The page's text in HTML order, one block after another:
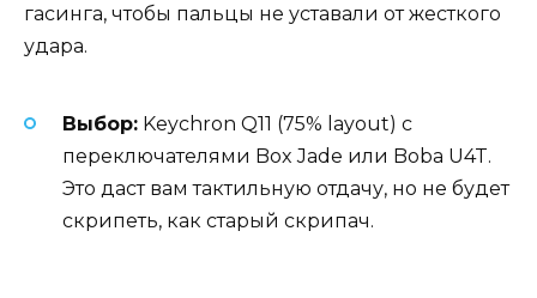
гасинга, чтобы пальцы не уставали от жесткого
удара.
Выбор: Keychron Q11 (75% layout) с
переключателями Box Jade или Boba U4T.
Это даст вам тактильную отдачу, но не будет
скрипеть, как старый скрипач.